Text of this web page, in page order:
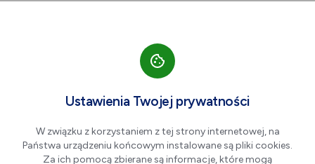
Teatr Polska: NIŻYŃSKA
piano forte
Ustawienia Twojej prywatności
W związku z korzystaniem z tej strony internetowej, na
Państwa urządzeniu końcowym instalowane są pliki cookies.
Za ich pomocą zbierane są informacje, które mogą